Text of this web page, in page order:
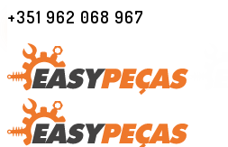
+351 962 068 967
Voltar para a loja
Precisa de Ajuda?
+351 962 068 967
Pesquisar
Pesquisa